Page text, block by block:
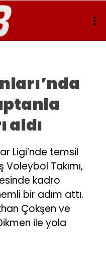
aldı
Ligi’nde temsil
Takımı,
kadro
bir adım attı.
Çokşen ve
ile yola